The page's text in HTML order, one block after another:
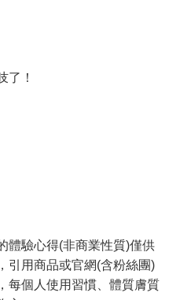
了！
體驗心得(非商業性質)僅供
引用商品或官網(含粉絲團)
每個人使用習慣、體質膚質